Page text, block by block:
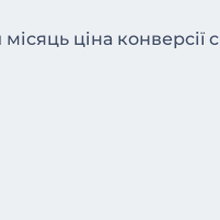
ціна конверсії